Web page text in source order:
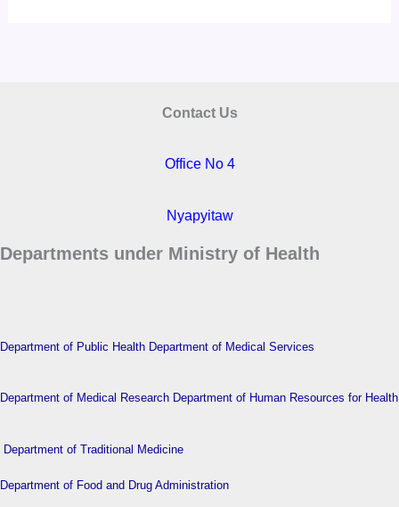
Contact Us
Office No 4
Nyapyitaw
Departments under Ministry of Health
Department of Public Health Department of Medical Services
Department of Medical Research Department of Human Resources for Health
Department of Traditional Medicine
Department of Food and Drug Administration